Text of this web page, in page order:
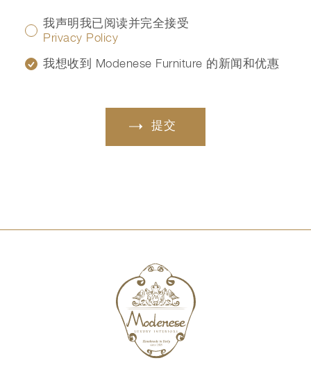
我声明我已阅读并完全接受
Privacy Policy
我想收到 Modenese Furniture 的新闻和优惠
提交